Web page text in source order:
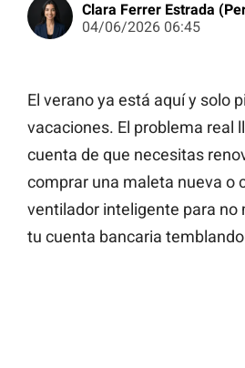
Clara Ferrer Estrada
04/06/2026 06:45
El verano ya está aquí y solo
vacaciones. El problema real
cuenta de que necesitas
comprar una maleta nueva o
ventilador inteligente para no
tu cuenta bancaria